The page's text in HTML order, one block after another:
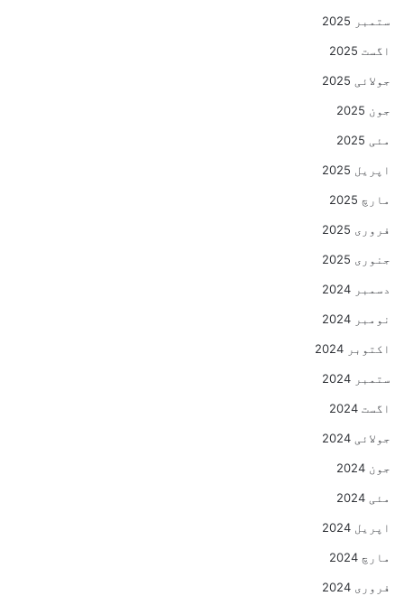
ستمبر 2025
اگست 2025
جولائی 2025
جون 2025
مئی 2025
اپریل 2025
مارچ 2025
فروری 2025
جنوری 2025
دسمبر 2024
نومبر 2024
اکتوبر 2024
ستمبر 2024
اگست 2024
جولائی 2024
جون 2024
مئی 2024
اپریل 2024
مارچ 2024
فروری 2024